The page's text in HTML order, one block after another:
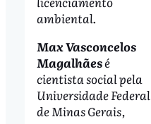
ambiental.
Max Vasconcelos
Magalhãesé
cientista social pela
Universidade Federal
de Minas Gerais,